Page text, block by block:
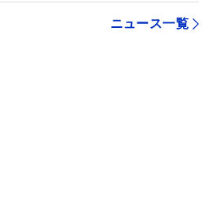
ニュース一覧